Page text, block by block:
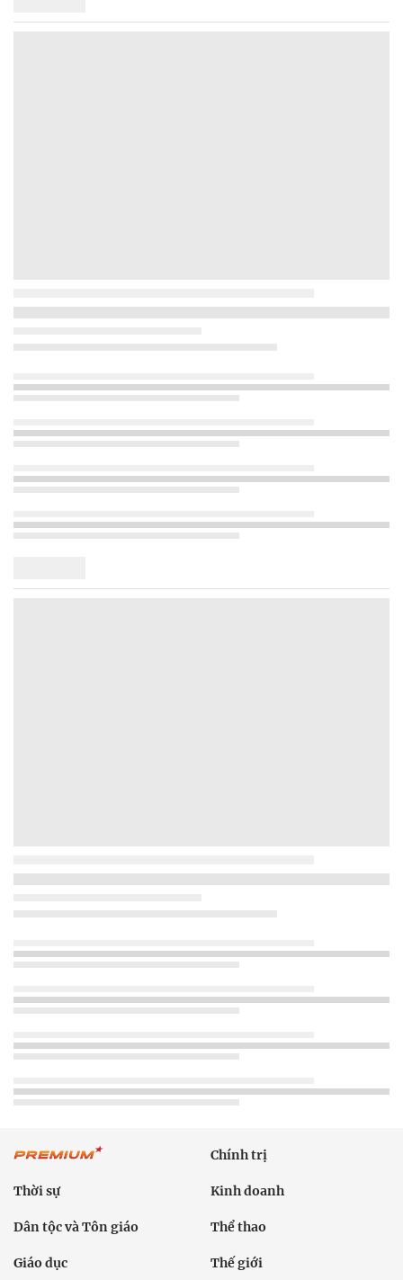
Chính trị
Thời sự Kinh doanh
Dân tộc và Tôn giáo Thể thao
Giáo dục Thế giới